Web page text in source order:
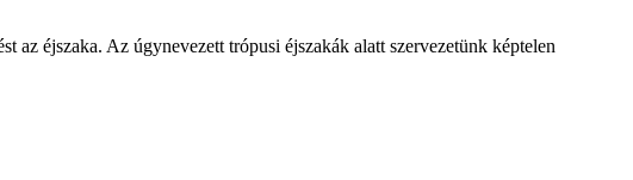
az éjszaka. Az úgynevezett trópusi éjszakák alatt szervezetünk képtelen